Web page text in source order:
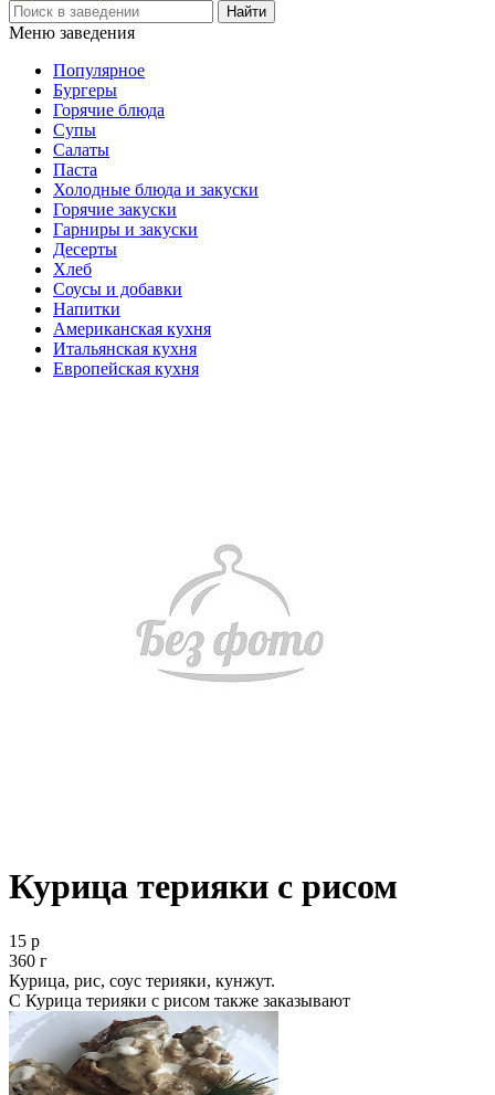
Меню заведения
Популярное
Бургеры
Горячие блюда
Супы
Салаты
Паста
Холодные блюда и закуски
Горячие закуски
Гарниры и закуски
Десерты
Хлеб
Соусы и добавки
Напитки
Американская кухня
Итальянская кухня
Европейская кухня
Курица терияки с рисом
15 р
360 г
Курица, рис, соус терияки, кунжут.
С Курица терияки с рисом также заказывают